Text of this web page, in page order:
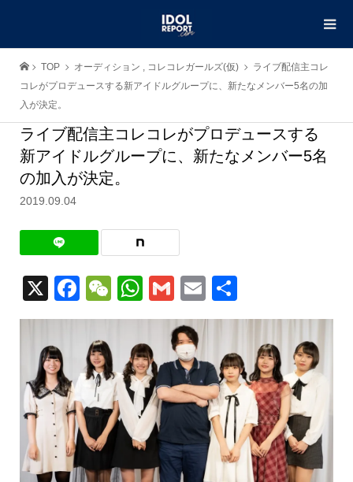
TOP オーディション , コレコレガールズ(仮)
ライブ配信主コレ
コレがプロデュースする新アイドルグループに、新たなメンバー5名の加
入が決定。
ライブ配信主コレコレがプロデュースする
新アイドルグループに、新たなメンバー5名
の加入が決定。
2019.09.04
X Facebook
WeChat
WhatsApp
GmailEmail
有